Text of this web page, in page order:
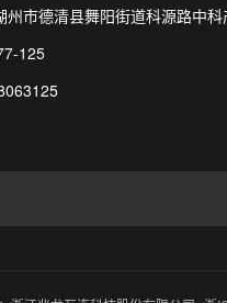
州市德清县舞阳街道科源路中
125